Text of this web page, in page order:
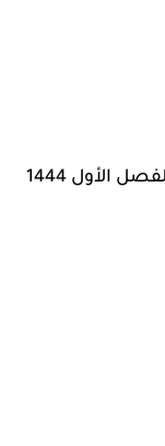
الأول 1444